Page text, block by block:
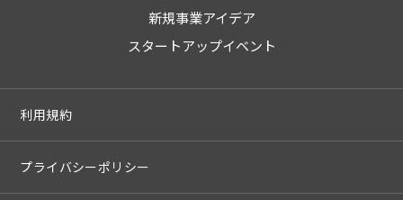
新規事業アイデア
スタートアップイベント
利用規約
プライバシーポリシー